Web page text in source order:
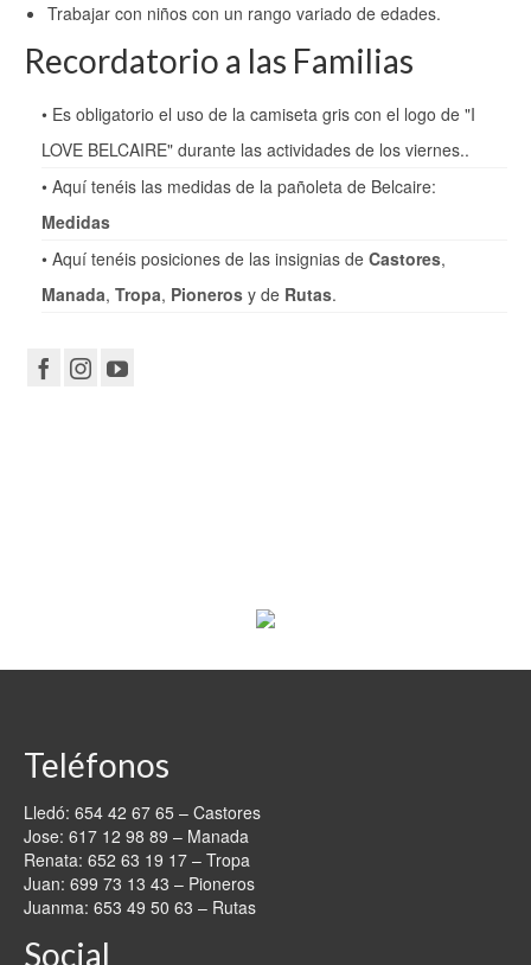
Trabajar con niños con un rango variado de edades.
Recordatorio a las Familias
• Es obligatorio el uso de la camiseta gris con el logo de "I
LOVE BELCAIRE" durante las actividades de los viernes..
• Aquí tenéis las medidas de la pañoleta de Belcaire:
Medidas
• Aquí tenéis posiciones de las insignias de Castores,
Manada, Tropa, Pioneros y de Rutas.
Teléfonos
Lledó: 654 42 67 65 – Castores
Jose: 617 12 98 89 – Manada
Renata: 652 63 19 17 – Tropa
Juan: 699 73 13 43 – Pioneros
Juanma: 653 49 50 63 – Rutas
Social